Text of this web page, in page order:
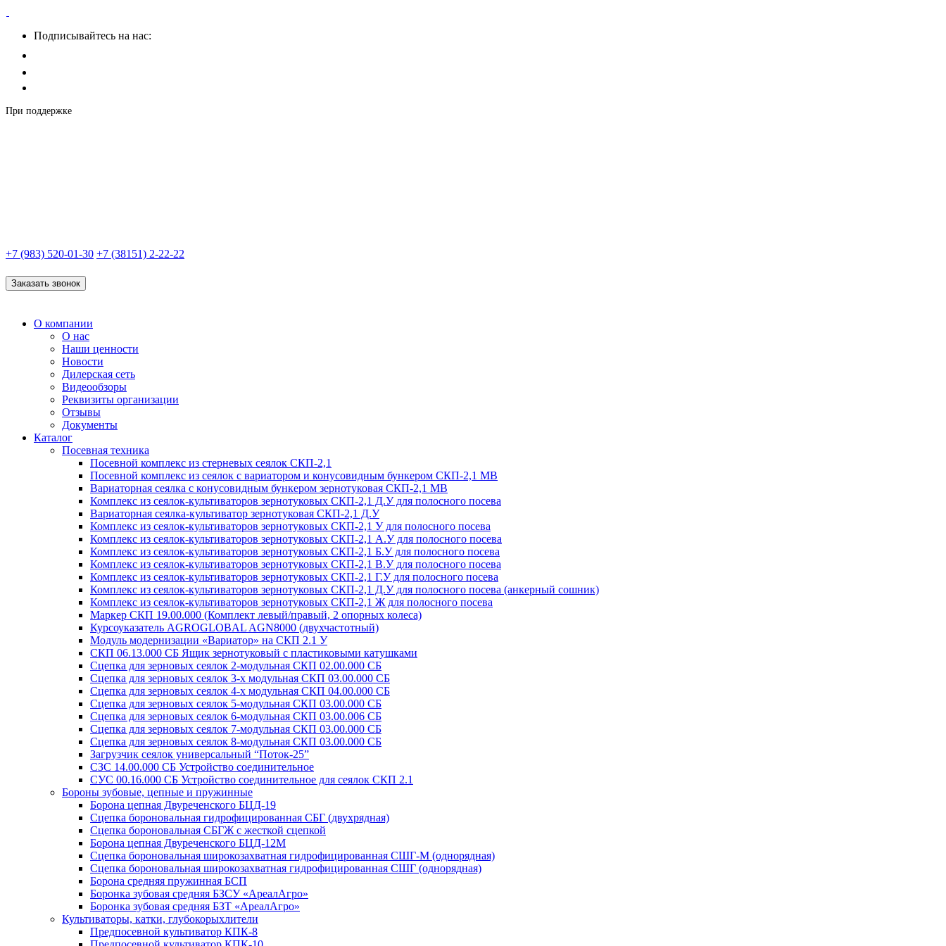
Подписывайтесь на нас:
При поддержке
+7 (983) 520-01-30 +7 (38151) 2-22-22
Заказать звонок
О компании
О нас
Наши ценности
Новости
Дилерская сеть
Видеообзоры
Реквизиты организации
Отзывы
Документы
Каталог
Посевная техника
Посевной комплекс из стерневых сеялок СКП-2,1
Посевной комплекс из сеялок с вариатором и конусовидным бункером СКП-2,1 МВ
Вариаторная сеялка с конусовидным бункером зернотуковая СКП-2,1 МВ
Комплекс из сеялок-культиваторов зернотуковых СКП-2,1 Д.У для полосного посева
Вариаторная сеялка-культиватор зернотуковая СКП-2,1 Д.У
Комплекс из сеялок-культиваторов зернотуковых СКП-2,1 У для полосного посева
Комплекс из сеялок-культиваторов зернотуковых СКП-2,1 А.У для полосного посева
Комплекс из сеялок-культиваторов зернотуковых СКП-2,1 Б.У для полосного посева
Комплекс из сеялок-культиваторов зернотуковых СКП-2,1 В.У для полосного посева
Комплекс из сеялок-культиваторов зернотуковых СКП-2,1 Г.У для полосного посева
Комплекс из сеялок-культиваторов зернотуковых СКП-2,1 Д.У для полосного посева (анкерный сошник)
Комплекс из сеялок-культиваторов зернотуковых СКП-2,1 Ж для полосного посева
Маркер СКП 19.00.000 (Комплект левый/правый, 2 опорных колеса)
Курсоуказатель AGROGLOBAL AGN8000 (двухчастотный)
Модуль модернизации «Вариатор» на СКП 2.1 У
СКП 06.13.000 СБ Ящик зернотуковый с пластиковыми катушками
Сцепка для зерновых сеялок 2-модульная СКП 02.00.000 СБ
Сцепка для зерновых сеялок 3-х модульная СКП 03.00.000 СБ
Сцепка для зерновых сеялок 4-х модульная СКП 04.00.000 СБ
Сцепка для зерновых сеялок 5-модульная СКП 03.00.000 СБ
Сцепка для зерновых сеялок 6-модульная СКП 03.00.006 СБ
Сцепка для зерновых сеялок 7-модульная СКП 03.00.000 СБ
Сцепка для зерновых сеялок 8-модульная СКП 03.00.000 СБ
Загрузчик сеялок универсальный “Поток-25”
СЗС 14.00.000 СБ Устройство соединительное
СУС 00.16.000 СБ Устройство соединительное для сеялок СКП 2.1
Бороны зубовые, цепные и пружинные
Борона цепная Двуреченского БЦД-19
Сцепка бороновальная гидрофицированная СБГ (двухрядная)
Сцепка бороновальная СБГЖ с жесткой сцепкой
Борона цепная Двуреченского БЦД-12М
Сцепка бороновальная широкозахватная гидрофицированная СШГ-М (однорядная)
Сцепка бороновальная широкозахватная гидрофицированная СШГ (однорядная)
Борона средняя пружинная БСП
Боронка зубовая средняя БЗСУ «АреалАгро»
Боронка зубовая средняя БЗТ «АреалАгро»
Культиваторы, катки, глубокорыхлители
Предпосевной культиватор КПК-8